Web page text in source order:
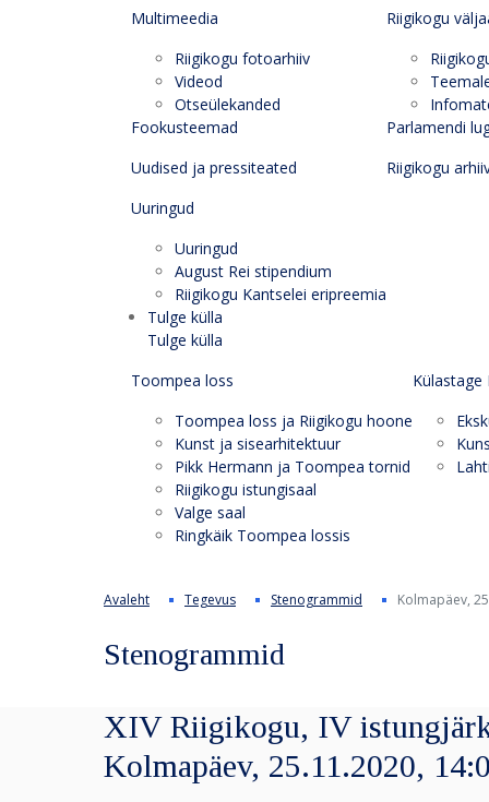
Multimeedia
Riigikogu fotoarhiiv
Videod
Otseülekanded
Fookusteemad
Uudised ja pressiteated
Uuringud
Uuringud
August Rei stipendium
Riigikogu Kantselei eripreemia
Riigikogu
Parlamendi
Riigikogu
Tulge külla
Tulge külla
Toompea loss
Toompea loss ja Riigikogu hoone
Kunst ja sisearhitektuur
Pikk Hermann ja Toompea tornid
Riigikogu istungisaal
Valge saal
Ringkäik Toompea lossis
Külastage
Avaleht Tegevus Stenogrammid Kolmapäev,
Stenogrammid
XIV Riigikogu, IV
Kolmapäev, 25.11.2020,